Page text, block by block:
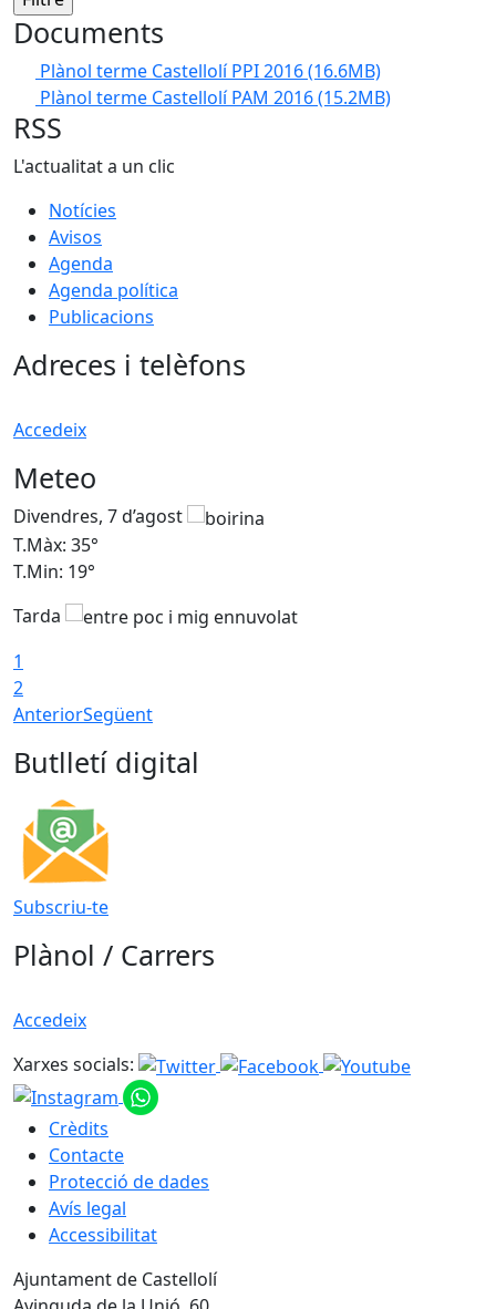
Documents
Plànol terme Castellolí PPI 2016(16.6MB)
Plànol terme Castellolí PAM 2016(15.2MB)
RSS
L'actualitat a un clic
Notícies
Avisos
Agenda
Agenda política
Publicacions
Adreces i telèfons
Accedeix
Meteo
Divendres, 7 d’agost
T.Màx: 35°
T.Min: 19°
Tarda
1
2
AnteriorSegüent
Butlletí digital
Subscriu-te
Plànol / Carrers
Accedeix
Xarxes socials:
Crèdits
Contacte
Protecció de dades
Avís legal
Accessibilitat
Ajuntament de Castellolí